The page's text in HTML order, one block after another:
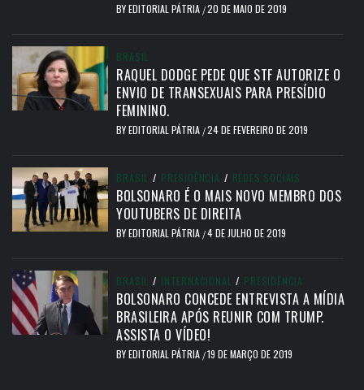
BYEDITORIAL PÁTRIA /20 DE MAIO DE 2019
BRASIL
RAQUEL DODGE PEDE QUE STF AUTORIZE O
ENVIO DE TRANSEXUAIS PARA PRESÍDIO
FEMININO.
BYEDITORIAL PÁTRIA /24 DE FEVEREIRO DE 2019
BRASIL / PRESIDÊNCIA / REDES SOCIAIS
BOLSONARO É O MAIS NOVO MEMBRO DOS
YOUTUBERS DE DIREITA
BYEDITORIAL PÁTRIA /4 DE JULHO DE 2019
BRASIL / INTERNACIONAL / PRESIDÊNCIA
BOLSONARO CONCEDE ENTREVISTA A MÍDIA
BRASILEIRA APÓS REUNIR COM TRUMP.
ASSISTA O VÍDEO!
BYEDITORIAL PÁTRIA /19 DE MARÇO DE 2019